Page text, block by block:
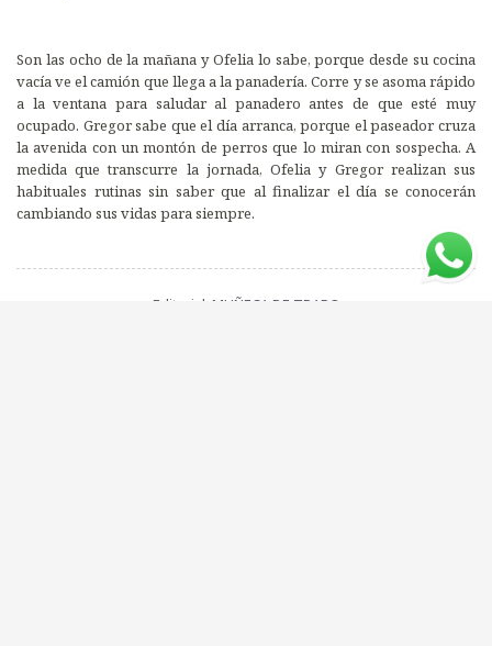
Son las ocho de la mañana y Ofelia lo sabe, porque desde su cocina
vacía ve el camión que llega a la panadería. Corre y se asoma rápido
a la ventana para saludar al panadero antes de que esté muy
ocupado. Gregor sabe que el día arranca, porque el paseador cruza
la avenida con un montón de perros que lo miran con sospecha. A
medida que transcurre la jornada, Ofelia y Gregor realizan sus
habituales rutinas sin saber que al finalizar el día se conocerán
cambiando sus vidas para siempre.
Editorial: MUÑECA DE TRAPO